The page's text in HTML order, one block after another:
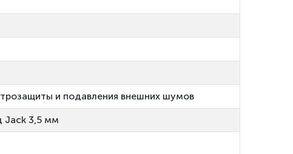
и подавления внешних шумов
Jack 3,5 мм